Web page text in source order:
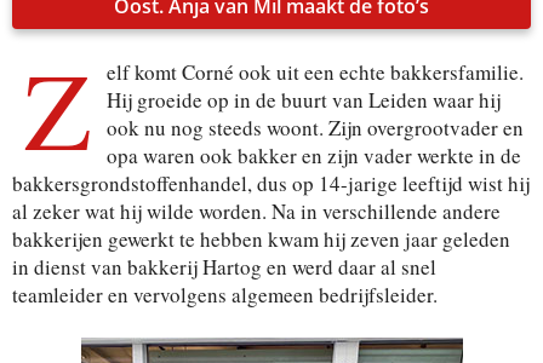
Oost. Anja van Mil maakt de foto’s
Z
elf komt Corné ook uit een echte bakkersfamilie.
Hij groeide op in de buurt van Leiden waar hij
ook nu nog steeds woont. Zijn overgrootvader en
opa waren ook bakker en zijn vader werkte in de
bakkersgrondstoffenhandel, dus op 14-jarige leeftijd wist hij
al zeker wat hij wilde worden. Na in verschillende andere
bakkerijen gewerkt te hebben kwam hij zeven jaar geleden
in dienst van bakkerij Hartog en werd daar al snel
teamleider en vervolgens algemeen bedrijfsleider.